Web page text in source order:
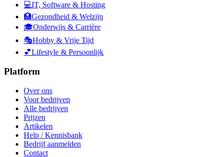
💻IT, Software & Hosting
🏥Gezondheid & Welzijn
🎓Onderwijs & Carrière
🎭Hobby & Vrije Tijd
💕Lifestyle & Persoonlijk
Platform
Over ons
Voor bedrijven
Alle bedrijven
Prijzen
Artikelen
Help / Kennisbank
Bedrijf aanmelden
Contact